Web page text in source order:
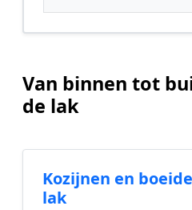
Van binnen tot
de lak
Kozijnen en
lak